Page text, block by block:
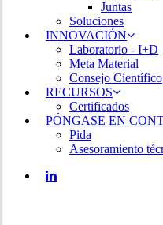
Juntas
Soluciones
INNOVACIÓN
Laboratorio - I+D
Meta Material
Consejo Científico
RECURSOS
Certificados
PÓNGASE EN
Pida
Asesoramiento
LINKEDIN